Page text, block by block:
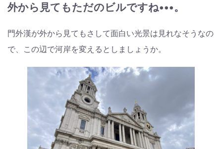
外から見てもただのビルですね•••。
門外漢が外から見てもさして面白い光景は見れなそうなの
で、この辺で河岸を変えるとしましょうか。